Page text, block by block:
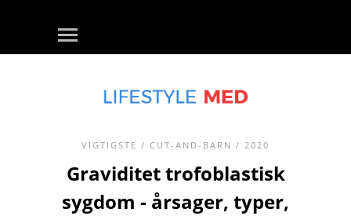
VIGTIGSTE / CUT-AND-BARN / 2020
Graviditet trofoblastisk
sygdom - årsager, typer,